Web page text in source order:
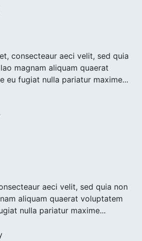
consecteaur aeci velit, sed quia
magnam aliquam quaerat
eu fugiat nulla pariatur maxime...
aeci velit, sed quia non
aliquam quaerat voluptatem
nulla pariatur maxime...